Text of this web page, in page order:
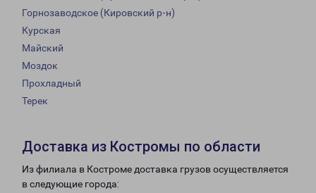
Горнозаводское (Кировский р-н)
Курская
Майский
Моздок
Прохладный
Терек
Доставка из Костромы по области
Из филиала в Костроме доставка грузов осуществляется
в следующие города: